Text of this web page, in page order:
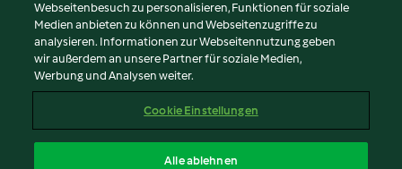
Nutzungsbedingungen
Datenschutzrichtlinien
Disclaimer
Impressum
Inhalt melden
Webseitenbesuch zu personalisieren, Funktionen für soziale
Medien anbieten zu können und Webseitenzugriffe zu
analysieren. Informationen zur Webseitennutzung geben
wir außerdem an unsere Partner für soziale Medien,
Werbung und Analysen weiter.
Cookie Einstellungen
Alle ablehnen